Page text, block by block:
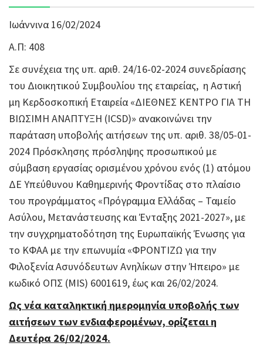
Ιωάννινα 16/02/2024
Α.Π: 408
Σε συνέχεια της υπ. αριθ. 24/16-02-2024 συνεδρίασης
του Διοικητικού Συμβουλίου της εταιρείας, η Αστική
μη Κερδοσκοπική Εταιρεία «ΔΙΕΘΝΕΣ ΚΕΝΤΡΟ ΓΙΑ ΤΗ
ΒΙΩΣΙΜΗ ΑΝΑΠΤΥΞΗ (ICSD)» ανακοινώνει την
παράταση υποβολής αιτήσεων της υπ. αριθ. 38/05-01-
2024 Πρόσκλησης πρόσληψης προσωπικού με
σύμβαση εργασίας ορισμένου χρόνου ενός (1) ατόμου
ΔΕ Υπεύθυνου Καθημερινής Φροντίδας στο πλαίσιο
του προγράμματος «Πρόγραμμα Ελλάδας – Ταμείο
Ασύλου, Μετανάστευσης και Ένταξης 2021-2027», με
την συγχρηματοδότηση της Ευρωπαϊκής Ένωσης για
το ΚΦΑΑ με την επωνυμία «ΦΡΟΝΤΙΖΩ για την
Φιλοξενία Ασυνόδευτων Ανηλίκων στην Ήπειρο» με
κωδικό ΟΠΣ (MIS) 6001619, έως και 26/02/2024.
Ως νέα καταληκτική ημερομηνία υποβολής των
αιτήσεων των ενδιαφερομένων, ορίζεται η
Δευτέρα 26/02/2024.